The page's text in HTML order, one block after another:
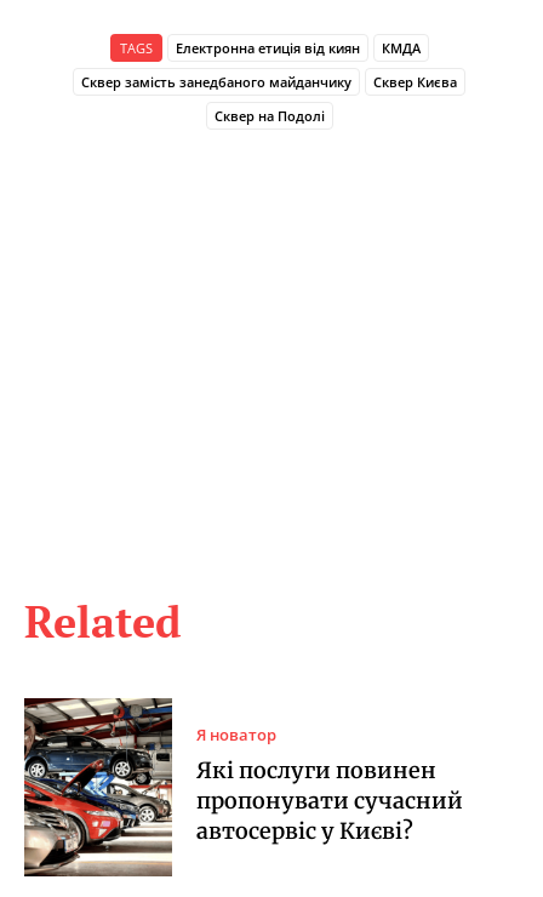
Related
Я новатор
Які послуги повинен
пропонувати сучасний
автосервіс у Києві?
TAGS Електронна етиція від киян
КМДА
Сквер замість занедбаного майданчику
Сквер Києва
Сквер на Подолі